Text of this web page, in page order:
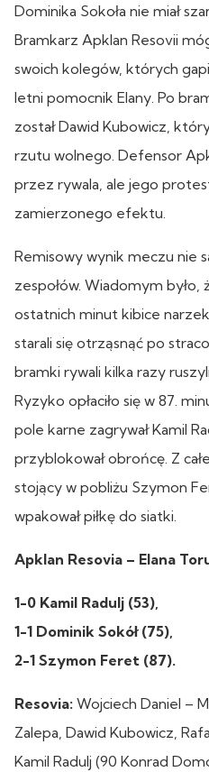
Dominika Sokoła nie miał
Bramkarz Apklan Resovii
swoich kolegów, których
letni pomocnik Elany. Po
został Dawid Kubowicz,
rzutu wolnego. Defensor
przez rywala, ale jego
zamierzonego efektu.
Remisowy wynik meczu nie
zespołów. Wiadomym było,
ostatnich minut kibice
starali się otrząsnąć po
bramki rywali kilka razy
Ryzyko opłaciło się w 87.
pole karne zagrywał Kamil
przyblokował obrońcę. Z
stojący w pobliżu Szymon
wpakował piłkę do siatki.
Apklan Resovia – Elana
1-0 Kamil Radulj (53),
1-1 Dominik Sokół (75),
2-1 Szymon Feret (87).
Resovia: Wojciech Daniel –
Zalepa, Dawid Kubowicz,
Kamil Radulj (90 Konrad